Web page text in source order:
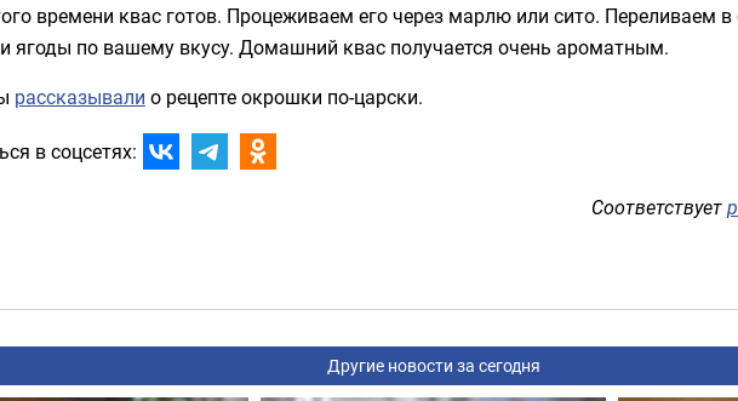
времени квас готов. Процеживаем его через марлю или сито. Переливаем
ягоды по вашему вкусу. Домашний квас получается очень ароматным.
рассказывали о рецепте окрошки по-царски.
в соцсетях:
Соответствует
Другие новости за сегодня